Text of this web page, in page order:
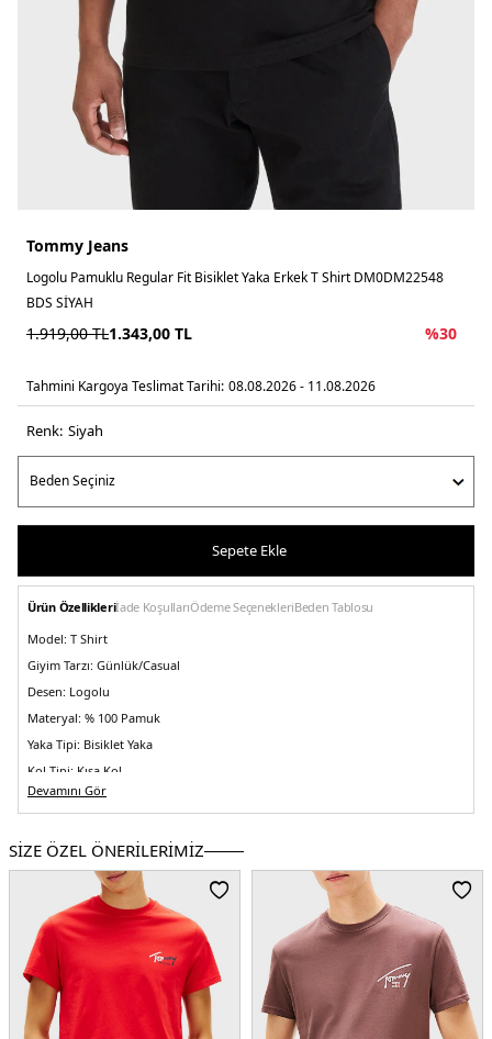
Tommy Jeans
Logolu Pamuklu Regular Fit Bisiklet Yaka Erkek T Shirt DM0DM22548
BDS SİYAH
1.919,00TL1.343,00 TL %30
Tahmini Kargoya Teslimat Tarihi: 08.08.2026 - 11.08.2026
Renk: si̇yah
Sepete Ekle
Ürün Özellikleriİade KoşullarıÖdeme SeçenekleriBeden Tablosu
Model: T Shirt
Giyim Tarzı: Günlük/Casual
Desen: Logolu
Materyal: % 100 Pamuk
Yaka Tipi: Bisiklet Yaka
Kol Tipi: Kısa Kol
Kumaş Tipi:Örme
Kalıp Bilgisi:Regular Fit
Yaş Grubu:Yetişkin
Menşei:Mısır
3DE1DM0DM22548BDS.07
Devamını Gör
SİZE ÖZEL ÖNERİLERİMİZ